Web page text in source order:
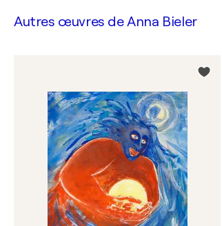
Autres œuvres deAnna Bieler